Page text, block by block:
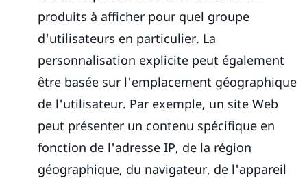
produits à afficher pour quel groupe
d'utilisateurs en particulier. La
personnalisation explicite peut également
être basée sur l'emplacement géographique
de l'utilisateur. Par exemple, un site Web
peut présenter un contenu spécifique en
fonction de l'adresse IP, de la région
géographique, du navigateur, de l'appareil